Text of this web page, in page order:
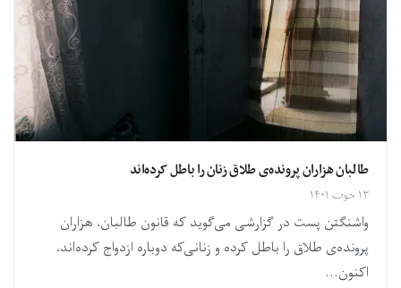
طالبان هزاران پرونده‌ی طلاق زنان را باطل کرده‌اند
۱۳ حوت ۱۴۰۱
واشنگتن پست در گزارشی می‌گوید که قانون طالبان، هزاران
پرونده‌ی طلاق را باطل کرده و زنانی‌که دوباره ازدواج کرده‌اند،
اکنون...